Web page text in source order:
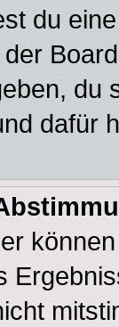
du
du
dafür